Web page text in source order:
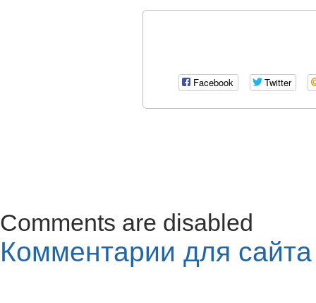
Facebook Twitter
Comments are disabled
Комментарии для